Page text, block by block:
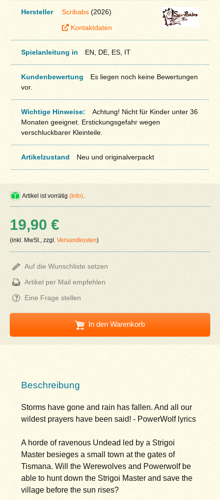
Hersteller Scribabs(2026)
Kontaktdaten
Spielanleitung in EN, DE, ES, IT
Kundenbewertung
Es liegen noch keine Bewertungen
vor.
Wichtige Hinweise:
Achtung! Nicht für Kinder unter 36
Monaten geeignet. Erstickungsgefahr wegen
verschluckbarer Kleinteile.
Artikelzustand Neu und originalverpackt
Artikel ist vorrätig(Info)
19,90 €
(inkl. MwSt., zzgl.Versandkosten)
Auf die Wunschliste setzen
Artikel per Mail empfehlen
Eine Frage stellen
In den Warenkorb
Beschreibung
Storms have gone and rain has fallen. And all our
wildest prayers have been said! - PowerWolf lyrics
A horde of ravenous Undead led by a Strigoi
Master besieges a small town at the gates of
Tismana. Will the Werewolves and Powerwolf be
able to hunt down the Strigoi Master and save the
village before the sun rises?